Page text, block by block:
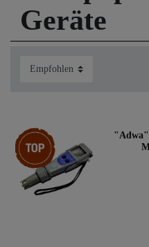
Destillatio.de
bieten auch allerlei
Teststreifen, etc, ...
Geräte
Top-Artikel
"Adwa"